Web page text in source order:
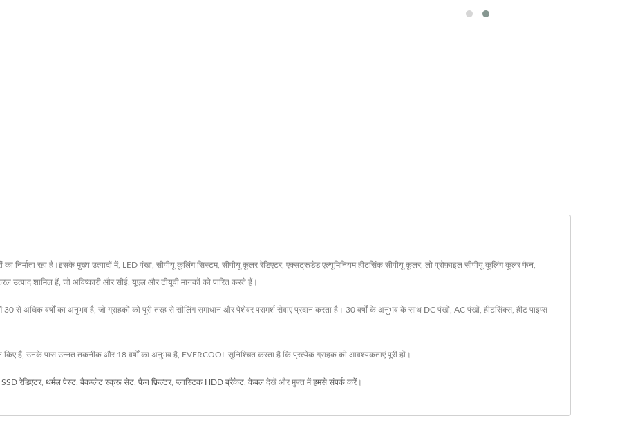
रहा है।इसके मुख्य उत्पादों में, LED पंखा, सीपीयू कूलिंग सिस्टम, सीपीयू कूलर रेडिएटर, एक्सट्रूडेड एल्यूमिनियम हीटसिंक सीपीयू कूलर, लो प्रोफ़ाइल सीपीयू कूलिंग कूलर फैन,
शामिल हैं, जो अविष्कारी और सीई, यूएल और टीयूवी मानकों को पारित करते हैं।
से अधिक वर्षों का अनुभव है, जो ग्राहकों को पूरी तरह से सीलिंग समाधान और पेशेवर परामर्श सेवाएं प्रदान करता है। 30 वर्षों के अनुभव के साथ DC पंखों, AC पंखों, हीटसिंक्स, हीट पाइप्स
किए हैं, उनके पास उन्नत तकनीक और 18 वर्षों का अनुभव है, EVERCOOL सुनिश्चित करता है कि प्रत्येक ग्राहक की आवश्यकताएं पूरी हों।
SSD रेडिएटर, थर्मल पेस्ट बैकप्लेट स्क्रू सेट फैन फ़िल्टर, प्लास्टिक HDD ब्रैकेट केबल देखें और मुफ्त मेंहमसे संपर्क करें।